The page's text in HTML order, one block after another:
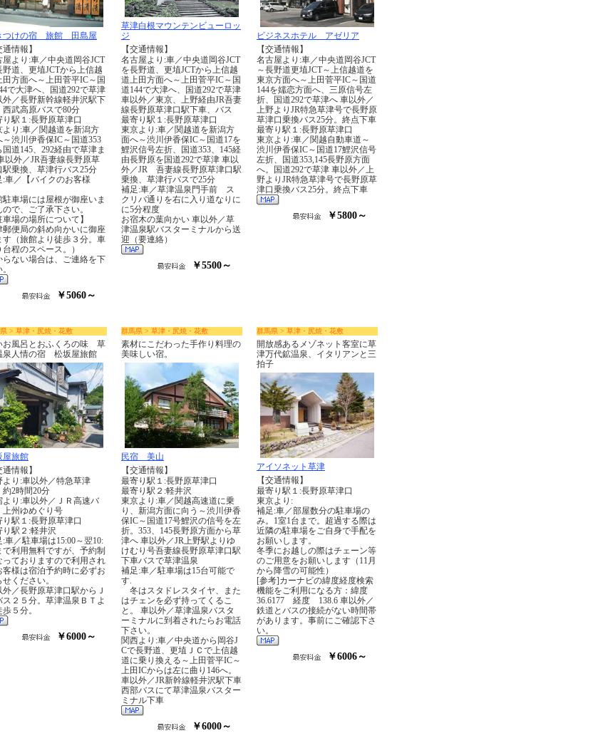
つけの宿 旅館 田島屋
通情報】
屋より:車／中央道岡谷JCT
野道、更埴JCTから上信越
田方面へ～上田菅平IC～国
で大津へ、国道292で草津
外／長野新幹線軽井沢駅下
西武高原バスで80分
り駅１:長野原草津口
より:車／関越道を新潟方
～渋川伊香保IC～国道353
国道145、292経由で草津ま
以外／JR吾妻線長野原草
駅乗換、草津行バス25分
:車／【バイクのお客様
駐車場には屋根が御座いま
ので、ご了承下さい。
車場の場所について】
郵便局の斜め向かいに御座
す（旅館より徒歩３分。車
台程のスペース。）
らない場合は、ご連絡を下
￥5060～
草津白根マウンテンビューロッ
ジ
【交通情報】
名古屋より:車／中央道岡谷JCT
を長野道、更埴JCTから上信越
道上田方面へ～上田菅平IC～国
道144で大津へ、国道292で草津
車以外／東京、上野経由JR吾妻
線長野原草津口駅下車、バス
最寄り駅１:長野原草津口
東京より:車／関越道を新潟方
面へ～渋川伊香保IC～国道17を
鯉沢信号左折、国道353、145経
由長野原を国道292で草津 車以
外／JR 吾妻線長野原草津口駅
乗換、草津行バスで25分
補足:車／草津温泉門手前 ス
クリバ通りを右に入り道なりに
に5分程度
お宿木の葉向かい 車以外／草
津温泉駅バスターミナルから送
迎（要連絡）
￥5500～
ビジネスホテル アゼリア
【交通情報】
名古屋より:車／中央道岡谷JCT
～長野道更埴JCT～上信越道を
東京方面へ～上田菅平IC～国道
144を嬬恋方面へ、三原信号左
折、国道292で草津へ 車以外／
上野よりJR特急草津号で長野原
草津口乗換バス25分。終点下車
最寄り駅１:長野原草津口
東京より:車／関越自動車道～
渋川伊香保IC～国道17鯉沢信号
左折、国道353,145長野原方面
へ。国道292で草津 車以外／上
野よりJR特急草津号で長野原草
津口乗換バス25分。終点下車
￥5800～
> 草津・尻焼・花敷
お風呂とおふくろの味 草
泉人情の宿 松坂屋旅館
屋旅館
通情報】
より:車以外／特急草津
2時間20分
より:車以外／ＪＲ高速バ
州ゆめぐり号
り駅１:長野原草津口
り駅２:軽井沢
:車／駐車場は15:00～翌10:
で利用無料ですが、予約制
っておりますので利用され
客様は宿泊予約時に必ずお
ください。
外／長野原草津口駅からＪ
ス２５分。草津温泉ＢＴよ
歩５分。
￥6000～
群馬県 > 草津・尻焼・花敷
素材にこだわった手作り料理の
美味しい宿。
民宿 美山
【交通情報】
最寄り駅１:長野原草津口
最寄り駅２:軽井沢
東京より:車／関越高速道に乗
り、新潟方面に向う～渋川伊香
保IC～国道17号鯉沢の信号を左
折。353、145長野原方面から草
津へ 車以外／JR上野駅よりゆ
けむり号吾妻線長野原草津口駅
下車バスで草津温泉
補足:車／駐車場は15台可能で
す.
冬はスタドレスタイヤ、また
はチェンを必ず持ってくるこ
と。 車以外／草津温泉バスタ
ーミナルに到着されたらお電話
下さい。
関西より:車／中央道から岡谷J
Cで長野道、更埴ＪＣで上信越
道に乗り換える～上田菅平IC～
上田ICからは左に曲り146へ。
車以外／JR新幹線軽井沢駅下車
西部バスにて草津温泉バスター
ミナル下車
￥6000～
群馬県 > 草津・尻焼・花敷
開放感あるメゾネット客室に草
津万代鉱温泉、イタリアンと三
拍子
アイソネット草津
【交通情報】
最寄り駅１:長野原草津口
東京より:
補足:車／部屋数分の駐車場の
み。1室1台まで。超過する際は
近隣の駐車場をご自身で手配を
お願いします。
冬季にお越しの際はチェーン等
のご用意をお願いします（11月
から降雪の可能性）
[参考]カーナビの緯度経度検索
機能をご利用になる方：緯度
36.6177 経度 138.6 車以外／
鉄道とバスの接続がない時間帯
があります。事前にご確認下さ
い。
￥6006～